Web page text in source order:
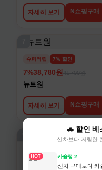
🚗 할인 베
신차보다 저렴한
HOT 카슐랭 2
신차 구매보다 카
자세히 보기 N쇼핑구매
슈퍼적립 7% 할인
7%38,780원
뉴트원
자세히 보기 N쇼핑구매
슈퍼적립 21% 할인
72,700원92,000원